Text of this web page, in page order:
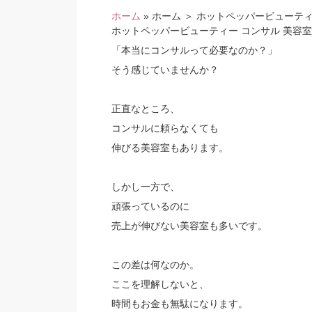
ホーム » ホーム ＞ ホットペッパービューテ
ホットペッパービューティー コンサル 美容
「本当にコンサルって必要なのか？」
そう感じていませんか？
正直なところ、
コンサルに頼らなくても
伸びる美容室もあります。
しかし一方で、
頑張っているのに
売上が伸びない美容室も多いです。
この差は何なのか。
ここを理解しないと、
時間もお金も無駄になります。